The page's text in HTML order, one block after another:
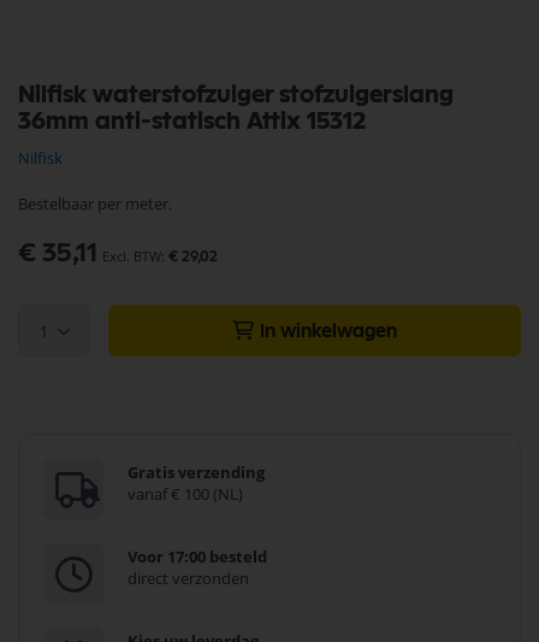
Nilfisk waterstofzuiger stofzuigerslang
36mm anti-statisch Attix 15312
Nilfisk
Bestelbaar per meter.
€ 35,11 € 29,02
1 In winkelwagen
Gratis verzending
vanaf € 100 (NL)
Voor 17:00 besteld
direct verzonden
naar
het
van
afbeeldingen-